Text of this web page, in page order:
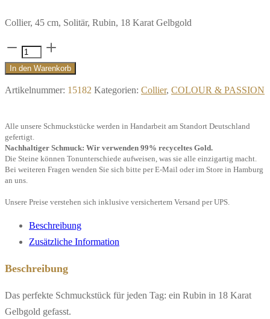
Collier, 45 cm, Solitär, Rubin, 18 Karat Gelbgold
Collier
Solitär,
ct.,
750/-
Gelbgold"
Menge
In den Warenkorb
Artikelnummer: 15182 Kategorien: Collier, COLOUR & PASSION
Alle unsere Schmuckstücke werden in Handarbeit am Standort Deutschland
gefertigt.
Nachhaltiger Schmuck: Wir verwenden 99% recyceltes Gold.
Die Steine können Tonunterschiede aufweisen, was sie alle einzigartig macht.
Bei weiteren Fragen wenden Sie sich bitte per E-Mail oder im Store in Hamburg
an uns.
Unsere Preise verstehen sich inklusive versichertem Versand per UPS.
Beschreibung
Zusätzliche Information
Beschreibung
Das perfekte Schmuckstück für jeden Tag: ein Rubin in 18 Karat
Gelbgold gefasst.